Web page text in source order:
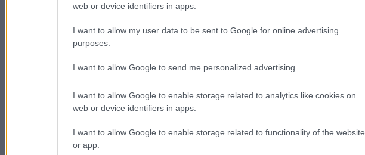
web or device identifiers in apps.
I want to allow my user data to be sent to Google for online advertising
purposes.
I want to allow Google to send me personalized advertising.
I want to allow Google to enable storage related to analytics like cookies on
web or device identifiers in apps.
I want to allow Google to enable storage related to functionality of the website
or app.